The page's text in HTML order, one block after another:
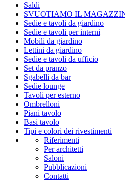
Saldi
SVUOTIAMO IL
Sedie e tavoli da giardino
Sedie e tavoli per interni
Mobili da giardino
Lettini da giardino
Sedie e tavoli da ufficio
Set da pranzo
Sgabelli da bar
Sedie lounge
Tavoli per esterno
Ombrelloni
Piani tavolo
Basi tavolo
Tipi e colori dei rivestimenti
Riferimenti
Per architetti
Saloni
Pubblicazioni
Contatti